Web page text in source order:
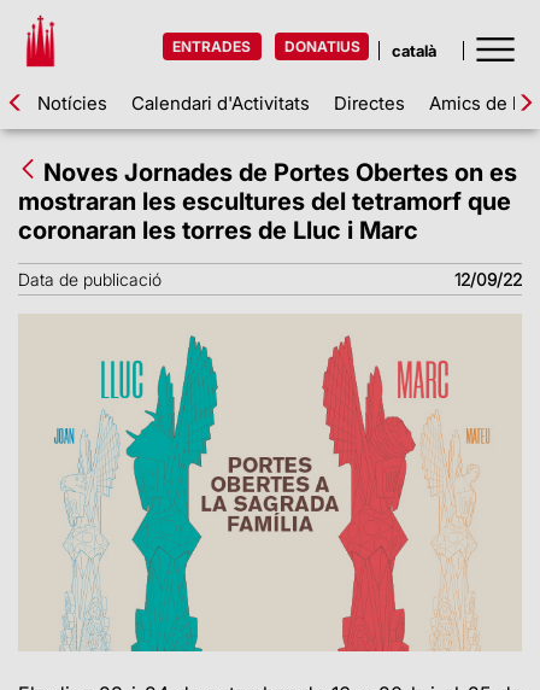
ENTRADES DONATIUS
Notícies Calendari d'Activitats Directes Amics de la
Noves Jornades de Portes Obertes on es
mostraran les escultures del tetramorf que
coronaran les torres de Lluc i Marc
Data de publicació 12/09/22